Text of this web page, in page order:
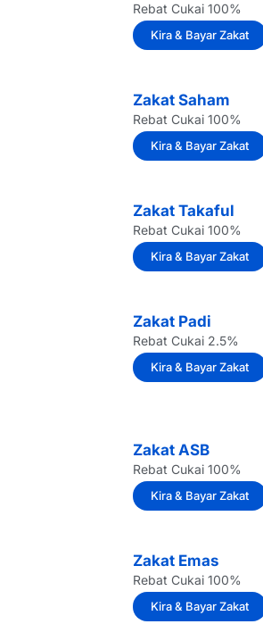
Rebat Cukai 100%
Kira & Bayar Zakat
Zakat Saham
Rebat Cukai 100%
Kira & Bayar Zakat
Zakat Takaful
Rebat Cukai 100%
Kira & Bayar Zakat
Zakat Padi
Rebat Cukai 2.5%
Kira & Bayar Zakat
Zakat ASB
Rebat Cukai 100%
Kira & Bayar Zakat
Zakat Emas
Rebat Cukai 100%
Kira & Bayar Zakat